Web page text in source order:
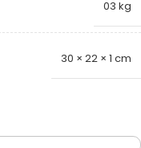
03 kg
30 × 22 × 1 cm